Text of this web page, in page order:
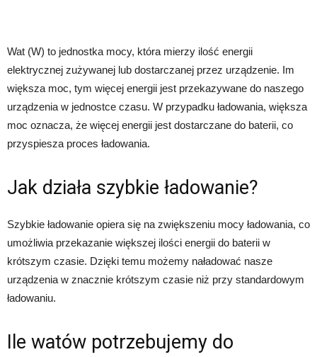
Wat (W) to jednostka mocy, która mierzy ilość energii
elektrycznej zużywanej lub dostarczanej przez urządzenie. Im
większa moc, tym więcej energii jest przekazywane do naszego
urządzenia w jednostce czasu. W przypadku ładowania, większa
moc oznacza, że więcej energii jest dostarczane do baterii, co
przyspiesza proces ładowania.
Jak działa szybkie ładowanie?
Szybkie ładowanie opiera się na zwiększeniu mocy ładowania, co
umożliwia przekazanie większej ilości energii do baterii w
krótszym czasie. Dzięki temu możemy naładować nasze
urządzenia w znacznie krótszym czasie niż przy standardowym
ładowaniu.
Ile watów potrzebujemy do